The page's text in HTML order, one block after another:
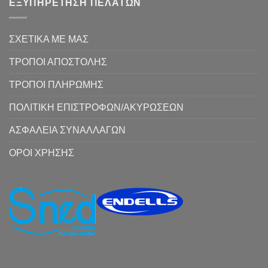
ΕΞΥΠΗΡΕΤΗΣΗ ΠΕΛΑΤΩΝ
ΣΧΕΤΙΚΑ ΜΕ ΜΑΣ
ΤΡΟΠΟΙ ΑΠΟΣΤΟΛΗΣ
ΤΡΟΠΟΙ ΠΛΗΡΩΜΗΣ
ΠΟΛΙΤΙΚΗ ΕΠΙΣΤΡΟΦΩΝ/ΑΚΥΡΩΣΕΩΝ
ΑΣΦΑΛΕΙΑ ΣΥΝΑΛΛΑΓΩΝ
ΟΡΟΙ ΧΡΗΣΗΣ